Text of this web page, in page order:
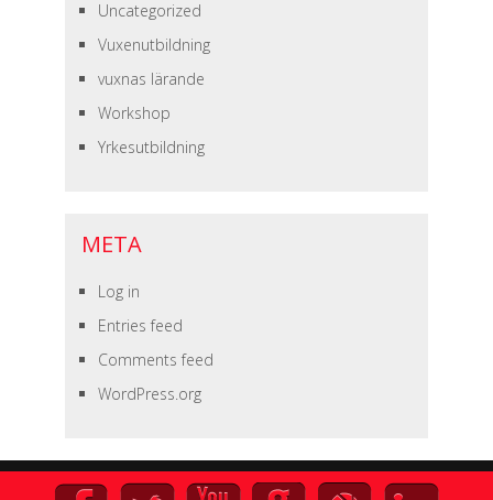
Uncategorized
Vuxenutbildning
vuxnas lärande
Workshop
Yrkesutbildning
META
Log in
Entries feed
Comments feed
WordPress.org